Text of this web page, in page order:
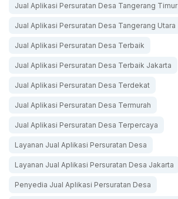
Jual Aplikasi Persuratan Desa Tangerang Timur
Jual Aplikasi Persuratan Desa Tangerang Utara
Jual Aplikasi Persuratan Desa Terbaik
Jual Aplikasi Persuratan Desa Terbaik Jakarta
Jual Aplikasi Persuratan Desa Terdekat
Jual Aplikasi Persuratan Desa Termurah
Jual Aplikasi Persuratan Desa Terpercaya
Layanan Jual Aplikasi Persuratan Desa
Layanan Jual Aplikasi Persuratan Desa Jakarta
Penyedia Jual Aplikasi Persuratan Desa